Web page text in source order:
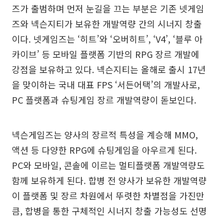
즈가 출범하며 먼저 눈길을 끄는 부분은 기존 넷게임
즈와 넥슨지티가 보유한 개발역량 간의 시너지 창출
이다. 넷게임즈는 ‘히트’와 ‘오버히트’, ‘V4’, ‘블루 아
카이브’ 등 모바일 플랫폼 기반의 RPG 장르 개발에
강점을 보유하고 있다. 넥슨지티는 올해로 출시 17년
을 맞이하는 국내 대표 FPS ‘서든어택’의 개발사로,
PC 플랫폼과 슈팅게임 장르 개발역량이 돋보인다.
넥슨게임즈는 양사의 장르적 특성을 계승해 MMO,
액션 등 다양한 RPG에 슈팅게임을 아우르게 된다.
PC와 모바일, 콘솔에 이르는 멀티플랫폼 개발역량도
함께 보유하게 된다. 합병 전 양사가 보유한 개발역량
이 플랫폼 및 장르 차원에서 뚜렷한 차별점을 가진만
큼, 합병을 통한 구체적인 시너지 창출 가능성도 선명